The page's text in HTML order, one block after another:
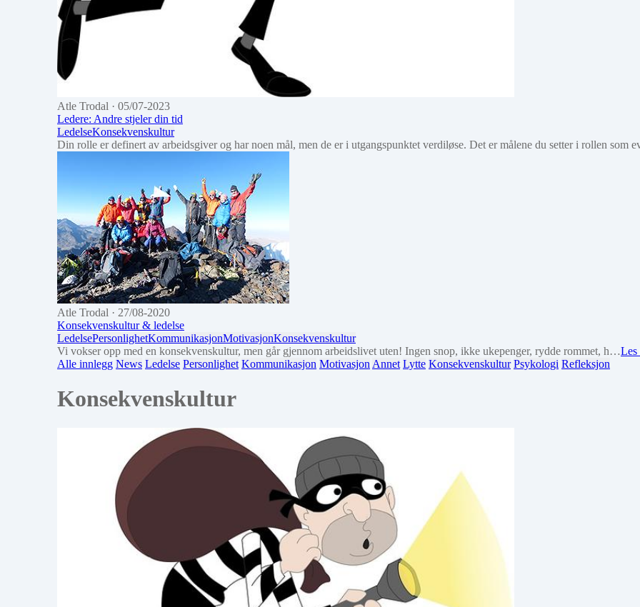
Atle Trodal · 05/07-2023
Ledere: Andre stjeler din tid
LedelseKonsekvenskultur
Din rolle er definert av arbeidsgiver og har noen mål, men de er i utgangspunktet verdiløse. Det er målene du setter i rollen som
Atle Trodal · 27/08-2020
Konsekvenskultur & ledelse
LedelsePersonlighetKommunikasjonMotivasjonKonsekvenskultur
Vi vokser opp med en konsekvenskultur, men går gjennom arbeidslivet uten! Ingen snop, ikke ukepenger, rydde rommet, h…Les
Alle innlegg News Ledelse Personlighet Kommunikasjon Motivasjon Annet Lytte Konsekvenskultur Psykologi Refleksjon
Konsekvenskultur